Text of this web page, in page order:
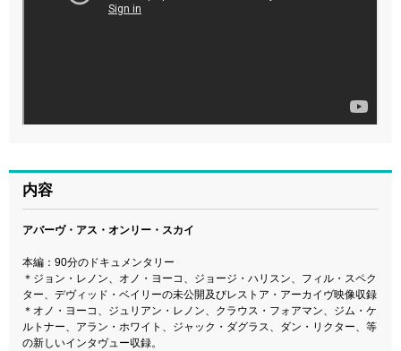
内容
アバーヴ・アス・オンリー・スカイ
本編：90分のドキュメンタリー
＊ジョン・レノン、オノ・ヨーコ、ジョージ・ハリスン、フィル・スペク
ター、デヴィッド・ベイリーの未公開及びレストア・アーカイヴ映像収録
＊オノ・ヨーコ、ジュリアン・レノン、クラウス・フォアマン、ジム・ケ
ルトナー、アラン・ホワイト、ジャック・ダグラス、ダン・リクター、等
の新しいインタヴュー収録。